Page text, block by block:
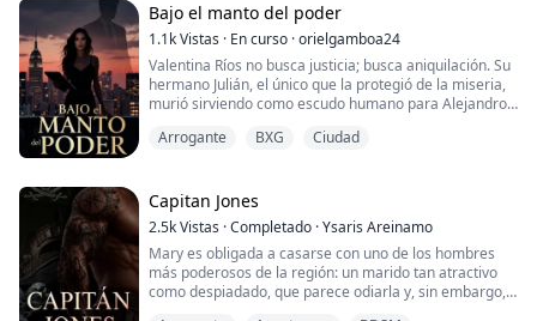
—...
claras: Nada de besos. Nada más q...
Bajo el manto del poder
1.1kVistas · En curso ·orielgamboa24
Valentina Ríos no busca justicia; busca aniquilación. Su
hermano Julián, el único que la protegió de la miseria,
murió sirviendo como escudo humano para Alejandro
ciudad. Mientras Alejandro sigue bebiendo whisky de
rostro con maquillaje de alta gama y una s...
Arrogante BXG Ciudad
Capitan Jones
2.5kVistas ·Completado ·Ysaris Areinamo
Mary es obligada a casarse con uno de los hombres
más poderosos de la región: un marido tan atractivo
como despiadado, que parece odiarla y, sin embargo,